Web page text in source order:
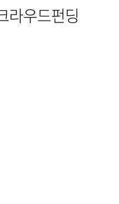
라우드펀딩